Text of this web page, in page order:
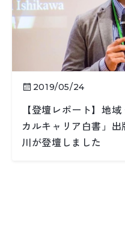
2019/05/24
【登壇レポート】地
カルキャリア白書」
川が登壇しました